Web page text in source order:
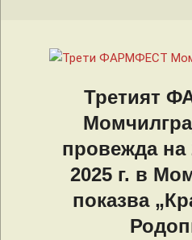
Третият
провежда на
2025 г. в
показва